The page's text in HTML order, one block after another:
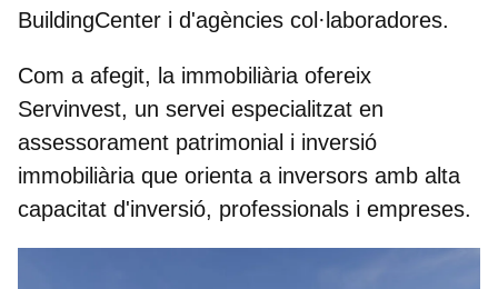
BuildingCenter i d'agències col·laboradores.
Com a afegit, la immobiliària ofereix
Servinvest, un servei especialitzat en
assessorament patrimonial i inversió
immobiliària que orienta a inversors amb alta
capacitat d'inversió, professionals i empreses.